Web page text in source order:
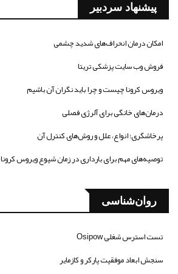
پیشنهاد سردبیر
امکان درمان انحراف‌های شدید چشمی
فروش وب سایت پزشکی تریتا
ویروس کرونا چیست و چرا باید نگران آن باشیم
درمان‌های خانگی برای آلرژی فصلی
پرخاشگری؛ انواع، علل و روش‌های کنترل آن
توصیه‌های مهم برای بارداری در زمان شیوع ویروس کرونا
روان‌شناسی
تست استرس شغلی Osipow
سنجش ابعاد موفقیت پارکر و کازمایر